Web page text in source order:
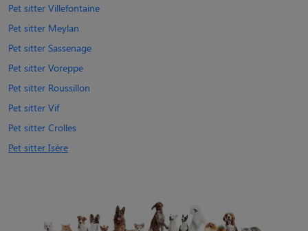
Pet sitter Villefontaine
Pet sitter Meylan
Pet sitter Sassenage
Pet sitter Voreppe
Pet sitter Roussillon
Pet sitter Vif
Pet sitter Crolles
Pet sitter Isère